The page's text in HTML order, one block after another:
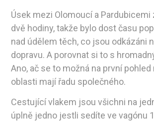
Úsek mezi Olomoucí a Pardubicemi
dvě hodiny, takže bylo dost času
nad údělem těch, co jsou odkázáni
dopravu. A porovnat si to s
Ano, ač se to možná na první pohled
oblasti mají řadu společného.
Cestující vlakem jsou všichni na
úplně jedno jestli sedíte ve vagónu